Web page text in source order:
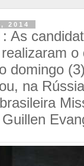
2014
As
o
domingo
na